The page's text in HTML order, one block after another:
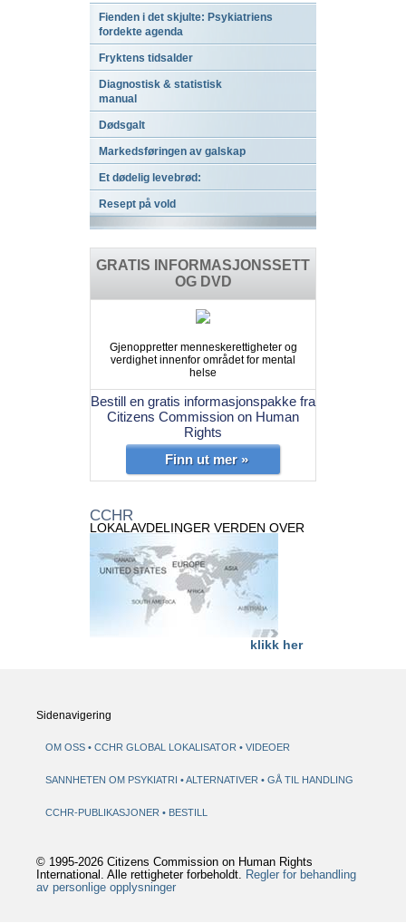
Fienden i det skjulte: Psykiatriens
fordekte agenda
Fryktens tidsalder
Diagnostisk & statistisk
manual
Dødsgalt
Markedsføringen av galskap
Et dødelig levebrød:
Resept på vold
GRATIS INFORMASJONSSETT
OG DVD
Gjenoppretter menneskerettigheter og
verdighet innenfor området for mental
helse
Bestill en gratis informasjonspakke fra
Citizens Commission on Human
Rights
Finn ut mer »
CCHR
LOKALAVDELINGER VERDEN OVER
klikk her
Sidenavigering
OM OSS CCHR GLOBAL LOKALISATOR VIDEOER
SANNHETEN OM PSYKIATRI ALTERNATIVER GÅ TIL HANDLING
CCHR-PUBLIKASJONER BESTILL
© 1995-2026 Citizens Commission on Human Rights
International. Alle rettigheter forbeholdt. Regler for behandling
av personlige opplysninger